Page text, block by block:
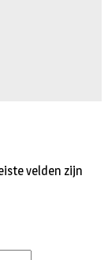
velden zijn